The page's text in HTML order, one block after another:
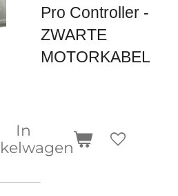
Pro Controller -
ZWARTE
MOTORKABEL
In